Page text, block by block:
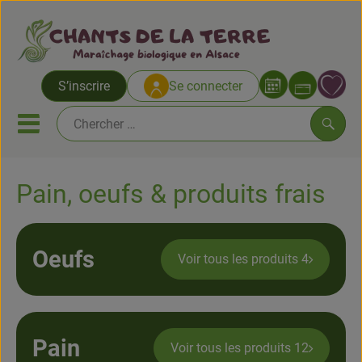
S’inscrire Se connecter
Ouvrir
Ouvrir ou fermer le menu
Abo paniers
Fruits & Légumes
Pain, oeufs & produits frais
Epicerie salée
Pain, oeufs & produits frais
Oeufs Voir tous les produits 4
Pain Voir tous les produits 12